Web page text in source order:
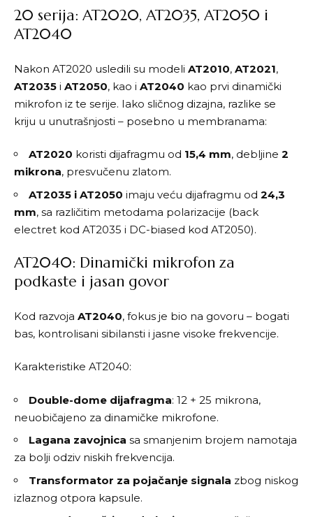
20 serija: AT2020, AT2035, AT2050 i
AT2040
Nakon AT2020 usledili su modeli AT2010, AT2021,
AT2035 i AT2050, kao i AT2040 kao prvi dinamički
mikrofon iz te serije. Iako sličnog dizajna, razlike se
kriju u unutrašnjosti – posebno u membranama:
AT2020 koristi dijafragmu od 15,4 mm, debljine 2
mikrona, presvučenu zlatom.
AT2035 i AT2050 imaju veću dijafragmu od 24,3
mm, sa različitim metodama polarizacije (back
electret kod AT2035 i DC-biased kod AT2050).
AT2040: Dinamički mikrofon za
podkaste i jasan govor
Kod razvoja AT2040, fokus je bio na govoru – bogati
bas, kontrolisani sibilansti i jasne visoke frekvencije.
Karakteristike AT2040:
Double-dome dijafragma: 12 + 25 mikrona,
neuobičajeno za dinamičke mikrofone.
Lagana zavojnica sa smanjenim brojem namotaja
za bolji odziv niskih frekvencija.
Transformator za pojačanje signala zbog niskog
izlaznog otpora kapsule.